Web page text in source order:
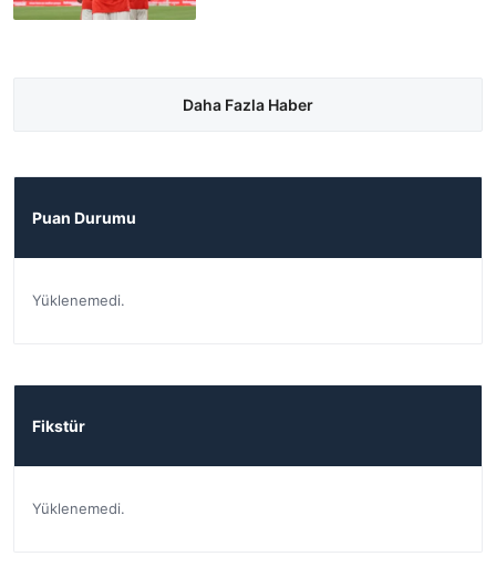
Daha Fazla Haber
Puan Durumu
Yüklenemedi.
Fikstür
Yüklenemedi.